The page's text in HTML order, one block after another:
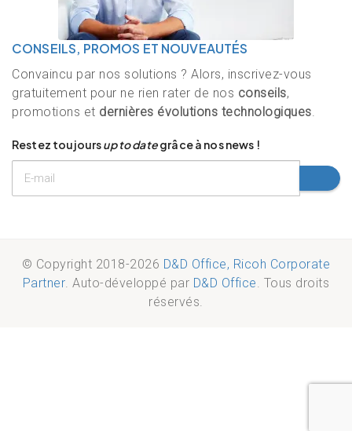
CONSEILS, PROMOS ET NOUVEAUTÉS
Convaincu par nos solutions ? Alors, inscrivez-vous
gratuitement pour ne rien rater de nos conseils,
promotions et dernières évolutions technologiques.
Restez toujoursup to dategrâce à nos news !
© Copyright 2018-2026 D&D Office, Ricoh Corporate
Partner. Auto-développé par D&D Office. Tous droits
réservés.